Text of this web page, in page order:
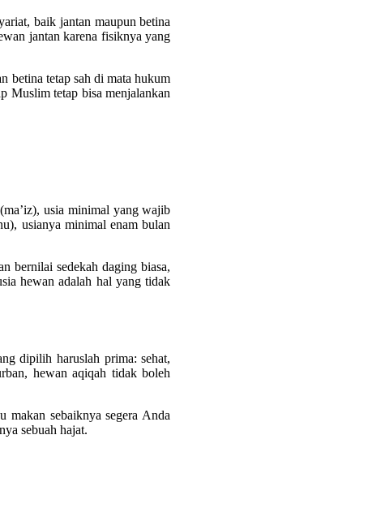
baik jantan maupun betina
jantan karena fisiknya yang
betina tetap sah di mata hukum
Muslim tetap bisa menjalankan
usia minimal yang wajib
usianya minimal enam bulan
bernilai sedekah daging biasa,
hewan adalah hal yang tidak
dipilih haruslah prima: sehat,
hewan aqiqah tidak boleh
makan sebaiknya segera Anda
sebuah hajat.